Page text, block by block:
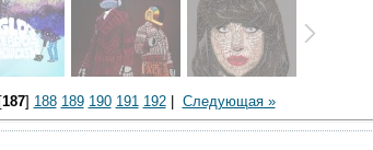
187] 188 189 190 191 192| Следующая »